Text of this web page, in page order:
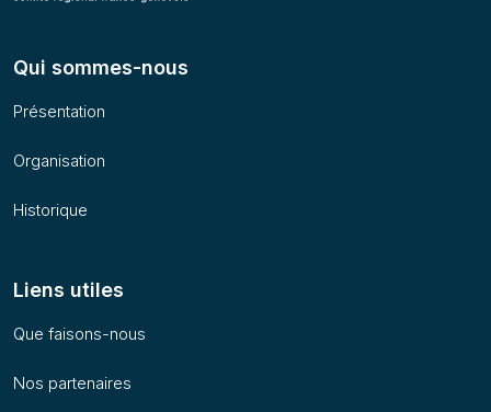
Qui sommes-nous
Présentation
Organisation
Historique
Liens utiles
Que faisons-nous
Nos partenaires